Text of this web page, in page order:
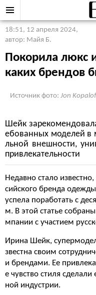
18:51, 12 апреля 2024,
автор: Майя Б.
Покорила люкс
каких брендов
Источник фото: Jon
Шейк
ебованных моделей в
льной внешности,
привлекательности
Недавно стало
сийского бренда
успела поработать с
м. В этой статье
мпании с участием
Ирина Шейк,
звестна своим
и брендами. Ее
е чувство стиля
ной индустрии.